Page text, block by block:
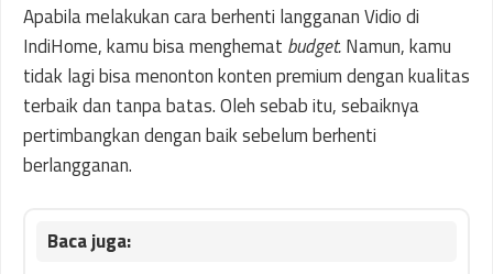
Apabila melakukan cara berhenti langganan Vidio di
IndiHome, kamu bisa menghemat budget.Namun, kamu
tidak lagi bisa menonton konten premium dengan kualitas
terbaik dan tanpa batas. Oleh sebab itu, sebaiknya
pertimbangkan dengan baik sebelum berhenti
berlangganan.